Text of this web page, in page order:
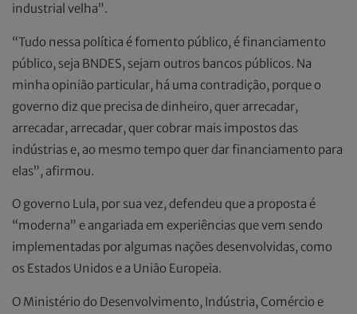
industrial velha”.
“Tudo nessa política é fomento público, é financiamento
público, seja BNDES, sejam outros bancos públicos. Na
minha opinião particular, há uma contradição, porque o
governo diz que precisa de dinheiro, quer arrecadar,
arrecadar, arrecadar, quer cobrar mais impostos das
indústrias e, ao mesmo tempo quer dar financiamento para
elas”, afirmou.
O governo Lula, por sua vez, defendeu que a proposta é
“moderna” e angariada em experiências que vem sendo
implementadas por algumas nações desenvolvidas, como
os Estados Unidos e a União Europeia.
O Ministério do Desenvolvimento, Indústria, Comércio e